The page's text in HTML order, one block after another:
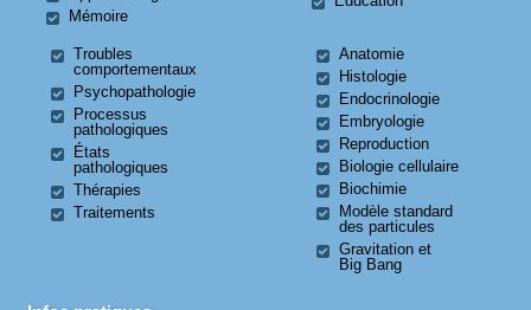
Mémoire
Troubles
comportementaux
Psychopathologie
Processus
pathologiques
États
pathologiques
Thérapies
Traitements
Anatomie
Histologie
Endocrinologie
Embryologie
Reproduction
Biologie cellulaire
Biochimie
Modèle standard
des particules
Gravitation et
Big Bang